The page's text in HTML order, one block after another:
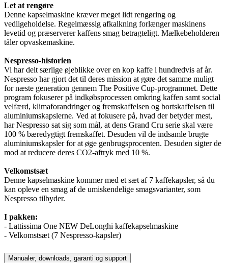
Let at rengøre
Denne kapselmaskine kræver meget lidt rengøring og
vedligeholdelse. Regelmæssig afkalkning forlænger maskinens
levetid og præserverer kaffens smag betragteligt. Mælkebeholderen
tåler opvaskemaskine.
Nespresso-historien
Vi har delt særlige øjeblikke over en kop kaffe i hundredvis af år.
Nespresso har gjort det til deres mission at gøre det samme muligt
for næste generation gennem The Positive Cup-programmet. Dette
program fokuserer på indkøbsprocessen omkring kaffen samt social
velfærd, klimaforandringer og fremskaffelsen og bortskaffelsen til
aluminiumskapslerne. Ved at fokusere på, hvad der betyder mest,
har Nespresso sat sig som mål, at dens Grand Cru serie skal være
100 % bæredygtigt fremskaffet. Desuden vil de indsamle brugte
aluminiumskapsler for at øge genbrugsprocenten. Desuden sigter de
mod at reducere deres CO2-aftryk med 10 %.
Velkomstsæt
Denne kapselmaskine kommer med et sæt af 7 kaffekapsler, så du
kan opleve en smag af de umiskendelige smagsvarianter, som
Nespresso tilbyder.
I pakken:
- Lattissima One NEW DeLonghi kaffekapselmaskine
- Velkomstsæt (7 Nespresso-kapsler)
Manualer, downloads, garanti og support